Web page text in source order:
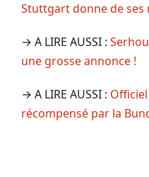
Stuttgart donne de ses
→ A LIRE AUSSI :
une grosse annonce !
→ A LIRE AUSSI :
récompensé par la